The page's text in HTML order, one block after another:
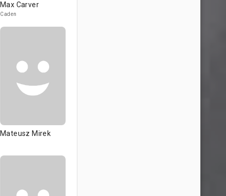
Max Carver
Caden
Mateusz Mirek